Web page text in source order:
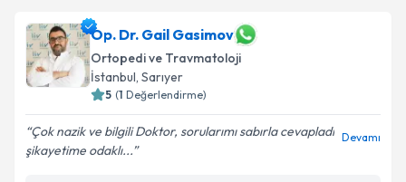
Op. Dr. Gail Gasimov
Ortopedi ve Travmatoloji
İstanbul, Sarıyer
5 (1 Değerlendirme)
Çok nazik ve bilgili Doktor, sorularımı sabırla cevapladı
şikayetime odaklı...
Devamı